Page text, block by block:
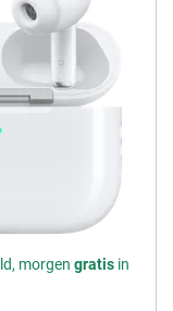
morgengratis in